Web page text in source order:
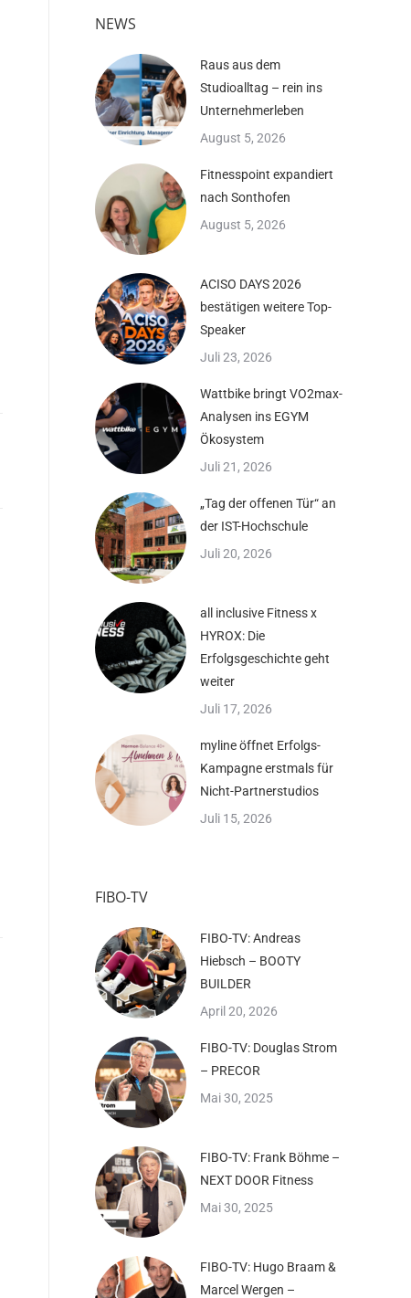
NEWS
Raus aus dem
Studioalltag – rein ins
Unternehmerleben
August 5, 2026
Fitnesspoint expandiert
nach Sonthofen
August 5, 2026
ACISO DAYS 2026
bestätigen weitere Top-
Speaker
Juli 23, 2026
Wattbike bringt VO2max-
Analysen ins EGYM
Ökosystem
Juli 21, 2026
„Tag der offenen Tür“ an
der IST-Hochschule
Juli 20, 2026
all inclusive Fitness x
HYROX: Die
Erfolgsgeschichte geht
weiter
Juli 17, 2026
myline öffnet Erfolgs-
Kampagne erstmals für
Nicht-Partnerstudios
Juli 15, 2026
FIBO-TV
FIBO-TV: Andreas
Hiebsch – BOOTY
BUILDER
April 20, 2026
FIBO-TV: Douglas Strom
– PRECOR
Mai 30, 2025
FIBO-TV: Frank Böhme –
NEXT DOOR Fitness
Mai 30, 2025
FIBO-TV: Hugo Braam &
Marcel Wergen –